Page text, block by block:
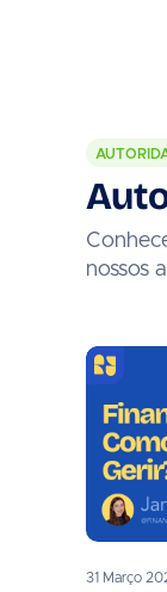
nossos
31 Março